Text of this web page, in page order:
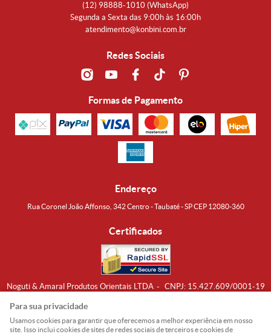
(12) 98888-1010 (WhatsApp)
Segunda a Sexta das 9:00h às 16:00h
atendimento@konbini.com.br
Redes Sociais
Formas de Pagamento
Endereço
Rua Coronel João Affonso, 342 Centro - Taubaté - SP CEP 12080-360
Certificados
Noguti & Amaral Produtos Orientais LTDA CNPJ: 15.427.609/0001-19
Para sua privacidade
Usamos cookies para garantir que oferecemos a melhor experiência em nosso
site. Isso inclui cookies de sites de redes sociais de terceiros e cookies de